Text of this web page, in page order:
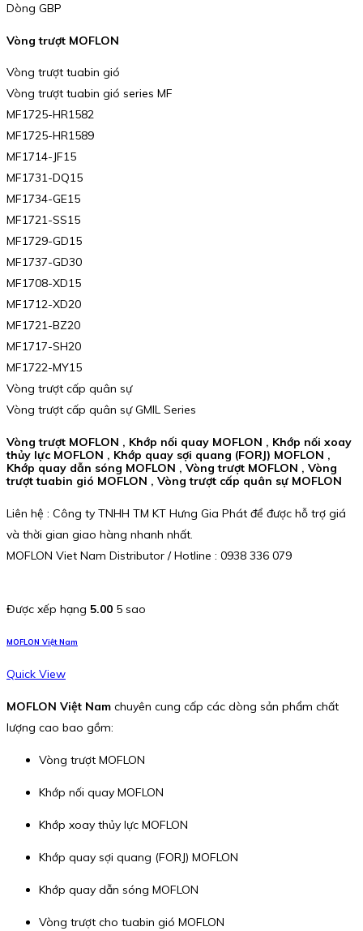
Dòng GBP
Vòng trượt MOFLON
Vòng trượt tuabin gió
Vòng trượt tuabin gió series MF
MF1725-HR1582
MF1725-HR1589
MF1714-JF15
MF1731-DQ15
MF1734-GE15
MF1721-SS15
MF1729-GD15
MF1737-GD30
MF1708-XD15
MF1712-XD20
MF1721-BZ20
MF1717-SH20
MF1722-MY15
Vòng trượt cấp quân sự
Vòng trượt cấp quân sự GMIL Series
Vòng trượt MOFLON , Khớp nối quay MOFLON , Khớp nối xoay
thủy lực MOFLON , Khớp quay sợi quang (FORJ) MOFLON ,
Khớp quay dẫn sóng MOFLON , Vòng trượt MOFLON , Vòng
trượt tuabin gió MOFLON , Vòng trượt cấp quân sự MOFLON
Liên hệ : Công ty TNHH TM KT Hưng Gia Phát để được hỗ trợ giá
và thời gian giao hàng nhanh nhất.
MOFLON Viet Nam Distributor / Hotline : 0938 336 079
Được xếp hạng 5.00 5 sao
MOFLON Việt Nam
Quick View
MOFLON Việt Nam chuyên cung cấp các dòng sản phẩm chất
lượng cao bao gồm:
Vòng trượt MOFLON
Khớp nối quay MOFLON
Khớp xoay thủy lực MOFLON
Khớp quay sợi quang (FORJ) MOFLON
Khớp quay dẫn sóng MOFLON
Vòng trượt cho tuabin gió MOFLON